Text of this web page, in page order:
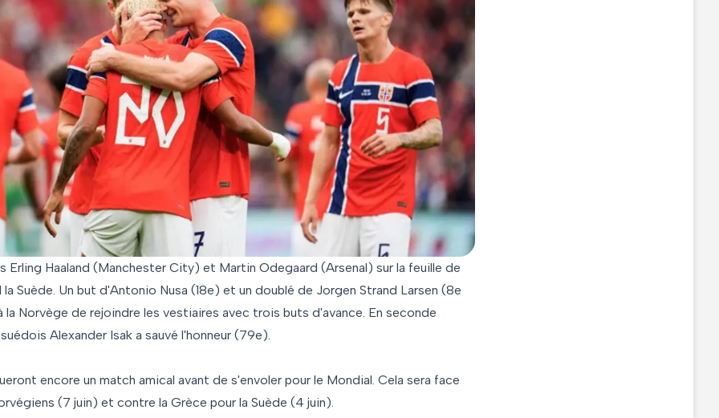
Erling Haaland (Manchester City) et Martin Odegaard (Arsenal) sur la feuille de
Suède. Un but d'Antonio Nusa (18e) et un doublé de Jorgen Strand Larsen (8e
Norvège de rejoindre les vestiaires avec trois buts d'avance. En seconde
Alexander Isak a sauvé l'honneur (79e).
encore un match amical avant de s'envoler pour le Mondial. Cela sera face
(7 juin) et contre la Grèce pour la Suède (4 juin).